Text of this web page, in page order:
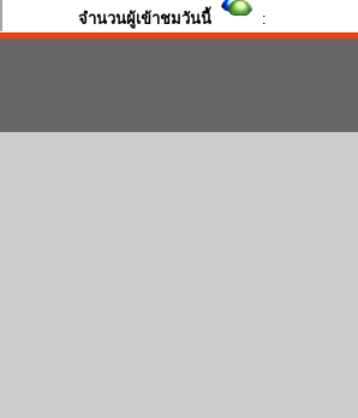
จำนวนผู้เข้าชมวันนี้ :